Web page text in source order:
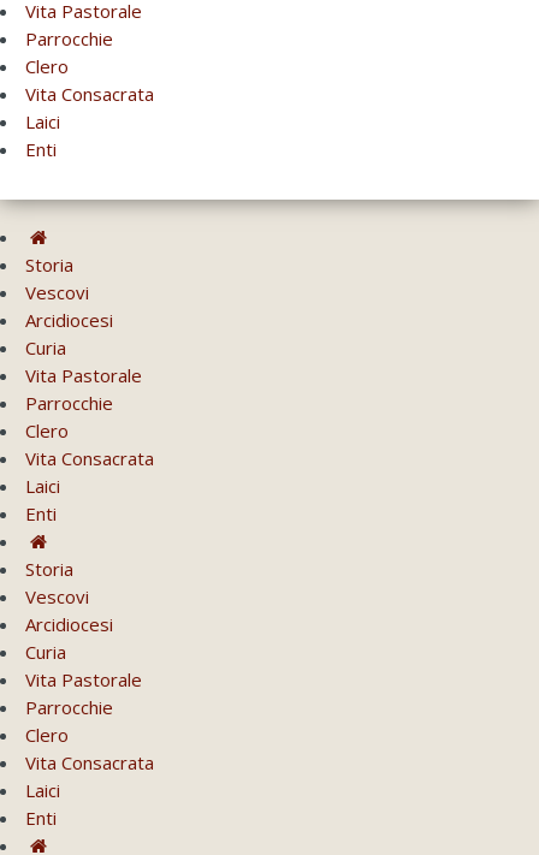
Vita Pastorale
Parrocchie
Clero
Vita Consacrata
Laici
Enti
Storia
Vescovi
Arcidiocesi
Curia
Vita Pastorale
Parrocchie
Clero
Vita Consacrata
Laici
Enti
Storia
Vescovi
Arcidiocesi
Curia
Vita Pastorale
Parrocchie
Clero
Vita Consacrata
Laici
Enti